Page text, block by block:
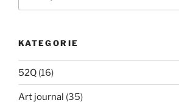
KATEGORIE
52Q (16)
Art journal (35)